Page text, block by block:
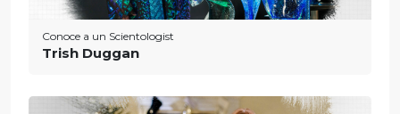
Conoce a un Scientologist
Trish Duggan